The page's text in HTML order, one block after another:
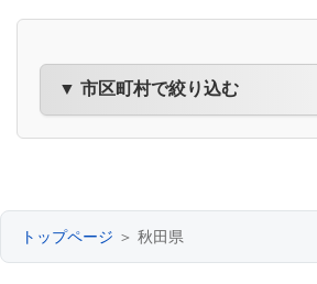
▼ 市区町村で絞り込む
トップページ ＞ 秋田県